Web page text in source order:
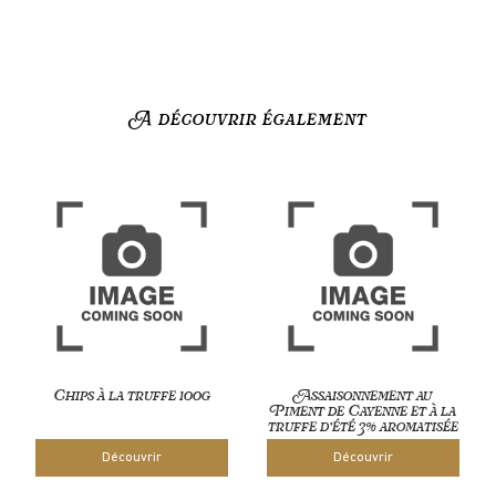
A découvrir également
Chips à la truffe 100g
Découvrir
Assaisonnement au
Piment de Cayenne et à la
truffe d’été 3% aromatisée
Découvrir